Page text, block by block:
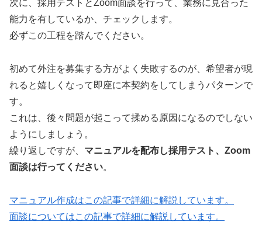
次に、採用テストとZoom面談を行って、業務に見合った
能力を有しているか、チェックします。
必ずこの工程を踏んでください。
初めて外注を募集する方がよく失敗するのが、希望者が現
れると嬉しくなって即座に本契約をしてしまうパターンで
す。
これは、後々問題が起こって揉める原因になるのでしない
ようにしましょう。
繰り返しですが、 マニュアルを配布し採用テスト、Zoom
面談は行ってください。
マニュアル作成はこの記事で詳細に解説しています。
面談についてはこの記事で詳細に解説しています。